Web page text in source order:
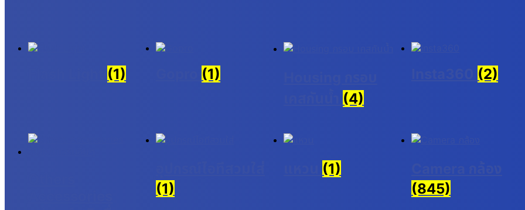
(1) (1)
(4)
(2)
(1)
(1)
(845)